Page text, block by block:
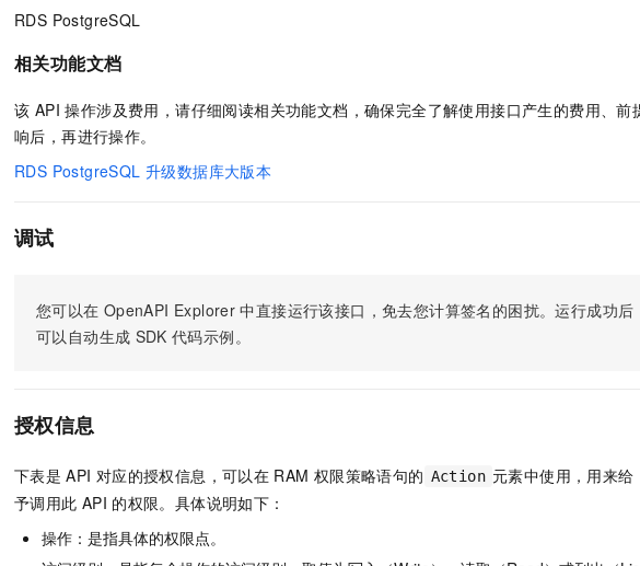
RDS PostgreSQL
相关功能文档
该 API 操作涉及费用，请仔细阅读相关功能文档，确保完全了解使用接口产生的费用、前
响后，再进行操作。
RDS PostgreSQL 升级数据库大版本
调试
您可以在 OpenAPI Explorer 中直接运行该接口，免去您计算签名的困扰。运行成功
可以自动生成 SDK 代码示例。
授权信息
下表是 API 对应的授权信息，可以在 RAM 权限策略语句的 Action 元素中使用，用来给
予调用此 API 的权限。具体说明如下：
操作：是指具体的权限点。
大模型服务
千问AI平台-Token Plan NEW
千问AI平台-模型体验
Happy 系列大模型
大模型服务平台百炼-应用模版 Qoder HOT
大模型解决方案
10 分钟在聊天系统中增加一个 AI 助手
在企业官网、通讯软件中为客户提供 AI 客服
即刻拥有 DeepSeek-R1 满血版
多种方案随心选，轻松解锁专属 DeepSeek
超强辅助，
产品新客免费试用，最长12个月
大模型ACA认证体验
助力企业全员 AI 认知与能力提升
AI空中课堂在线直播课堂（旗舰版）
生态解决方案
行业生态解决方案
开发者生态解决方案
AI 开发和 AI 应用解决方案
OA 办公系统
建站小程序
APP 开发
入门学习赛